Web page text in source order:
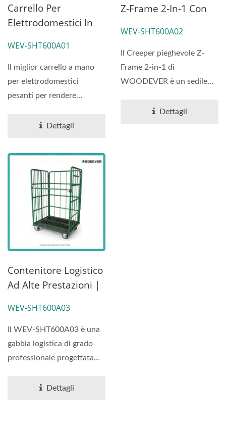
Carrello Per
Elettrodomestici In
Per La Salita Delle
Scale | Fabbricante
Di Fabbrica.
WEV-SHT600A01
Il miglior carrello a mano
per elettrodomestici
pesanti per rendere
magazzino...Dettagli
Z-Frame 2-In-1 Con
Del Vietnam
WEV-SHT600A02
Il Creeper pieghevole Z-
Frame 2-in-1 di
WOODEVER è un sedile
prestazioni...Dettagli
Contenitore Logistico
Ad Alte Prestazioni |
SHT600A03|Fabbrica
Del Vietnam
Produttore
WEV-SHT600A03
Il WEV-SHT600A03 è una
gabbia logistica di grado
professionale progettata
Dettagli